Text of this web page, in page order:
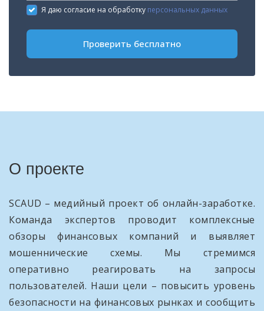
States
+1
Я даю согласие на обработку персональных данных
Проверить бесплатно
О проекте
SCAUD – медийный проект об онлайн-заработке.
Команда экспертов проводит комплексные
обзоры финансовых компаний и выявляет
мошеннические схемы. Мы стремимся
оперативно реагировать на запросы
пользователей. Наши цели – повысить уровень
безопасности на финансовых рынках и сообщить